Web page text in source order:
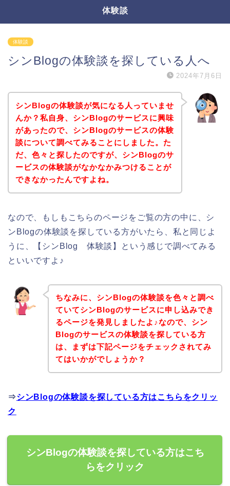
体験談
体験談
シンBlogの体験談を探している人へ
2024年7月6日
シンBlogの体験談が気になる人っていませ
んか？私自身、シンBlogのサービスに興味
があったので、シンBlogのサービスの体験
談について調べてみることにしました。た
だ、色々と探したのですが、シンBlogのサ
ービスの体験談がなかなかみつけることが
できなかったんですよね。
なので、もしもこちらのページをご覧の方の中に、シ
ンBlogの体験談を探している方がいたら、私と同じよ
うに、【シンBlog 体験談】という感じで調べてみる
といいですよ♪
ちなみに、シンBlogの体験談を色々と調べ
ていてシンBlogのサービスに申し込みでき
るページを発見しましたよ♪なので、シン
Blogのサービスの体験談を探している方
は、まずは下記ページをチェックされてみ
てはいかがでしょうか？
⇒シンBlogの体験談を探している方はこちらをクリッ
ク
シンBlogの体験談を探している方はこち
らをクリック